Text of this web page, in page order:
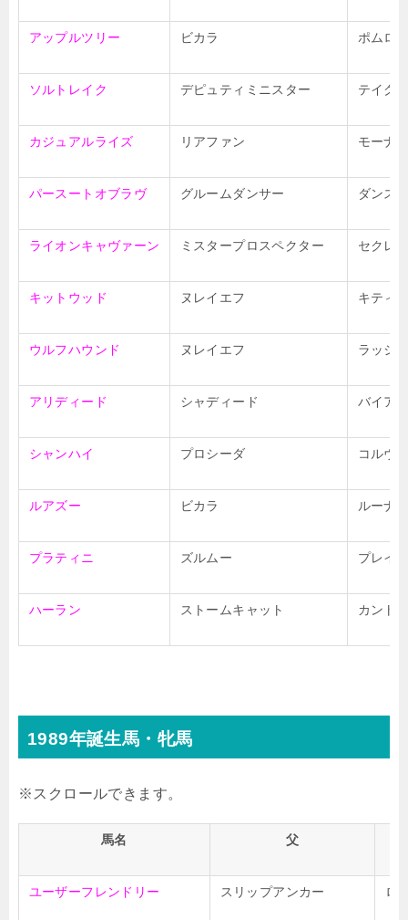
アップルツリー ビカラ ポムロ
ソルトレイク デピュティミニスター テイク
カジュアルライズ リアファン モーナ
パースートオブラヴ グルームダンサー ダンス
ライオンキャヴァーン ミスタープロスペクター セクレ
キットウッド ヌレイエフ キティ
ウルフハウンド ヌレイエフ ラッシ
アリディード シャディード バイア
シャンハイ プロシーダ コルヴ
ルアズー ビカラ ルーナ
プラティニ ズルムー プレイ
ハーラン ストームキャット カント
1989年誕生馬・牝馬
馬名 父
ユーザーフレンドリー スリップアンカー ロ